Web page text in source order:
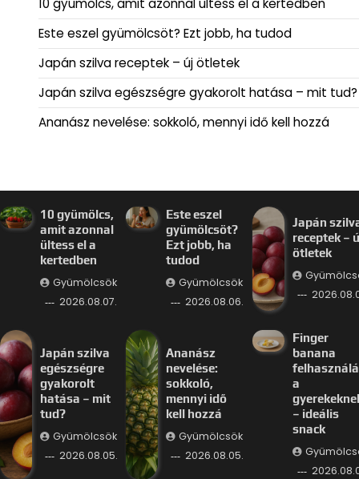
10 gyümölcs, amit azonnal ültess el a kertedben
Este eszel gyümölcsöt? Ezt jobb, ha tudod
Japán szilva receptek – új ötletek
Japán szilva egészségre gyakorolt hatása – mit tud?
Ananász nevelése: sokkoló, mennyi idő kell hozzá
10 gyümölcs,
amit azonnal
ültess el a
kertedben
Gyümölcsök
2026.08.07.
Este eszel
gyümölcsöt?
Ezt jobb, ha
tudod
Gyümölcsök
2026.08.06.
Japán
receptek –
ötletek
Japán szilva
egészségre
gyakorolt
hatása – mit
tud?
Gyümölcsök
2026.08.05.
Ananász
nevelése:
sokkoló,
mennyi idő
kell hozzá
Gyümölcsök
2026.08.05.
Finger
banana
a
– ideális
snack